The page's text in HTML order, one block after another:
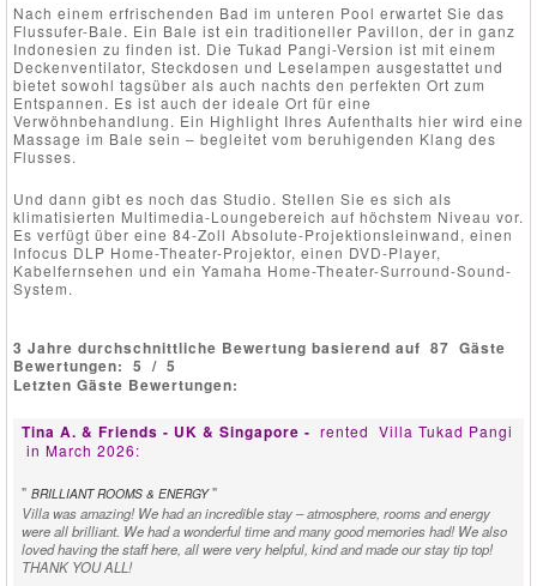
Nach einem erfrischenden Bad im unteren Pool erwartet Sie das
Flussufer-Bale. Ein Bale ist ein traditioneller Pavillon, der in ganz
Indonesien zu finden ist. Die Tukad Pangi-Version ist mit einem
Deckenventilator, Steckdosen und Leselampen ausgestattet und
bietet sowohl tagsüber als auch nachts den perfekten Ort zum
Entspannen. Es ist auch der ideale Ort für eine
Verwöhnbehandlung. Ein Highlight Ihres Aufenthalts hier wird eine
Massage im Bale sein – begleitet vom beruhigenden Klang des
Flusses.
Und dann gibt es noch das Studio. Stellen Sie es sich als
klimatisierten Multimedia-Loungebereich auf höchstem Niveau vor.
Es verfügt über eine 84-Zoll Absolute-Projektionsleinwand, einen
Infocus DLP Home-Theater-Projektor, einen DVD-Player,
Kabelfernsehen und ein Yamaha Home-Theater-Surround-Sound-
System.
3 Jahre durchschnittliche Bewertung basierend auf 87 Gäste
Bewertungen: 5 / 5
Letzten Gäste Bewertungen:
Tina A. & Friends - UK & Singapore - rented Villa Tukad Pangi
in March 2026:
" BRILLIANT ROOMS & ENERGY"
Villa was amazing! We had an incredible stay – atmosphere, rooms and energy
were all brilliant. We had a wonderful time and many good memories had! We also
loved having the staff here, all were very helpful, kind and made our stay tip top!
THANK YOU ALL!